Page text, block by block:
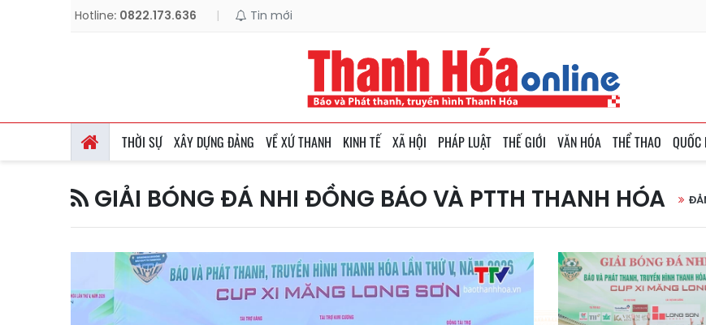
Hotline: 0822.173.636 | Tin mới
THỜI SỰ XÂY DỰNG ĐẢNG VỀ XỨ THANH KINH TẾ XÃ HỘI PHÁP LUẬT THẾ GIỚI VĂN HÓA THỂ THAO QUỐC
GIẢI BÓNG ĐÁ NHI ĐỒNG BÁO VÀ PTTH THANH HÓA